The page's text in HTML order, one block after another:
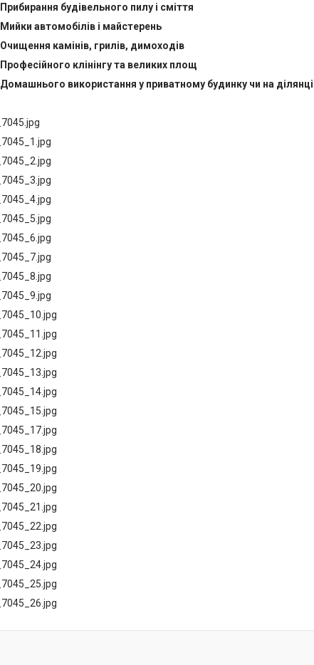
Прибирання будівельного пилу і сміття
Мийки автомобілів і майстерень
Очищення камінів, грилів, димоходів
Професійного клінінгу та великих площ
Домашнього використання у приватному будинку чи на ділянці